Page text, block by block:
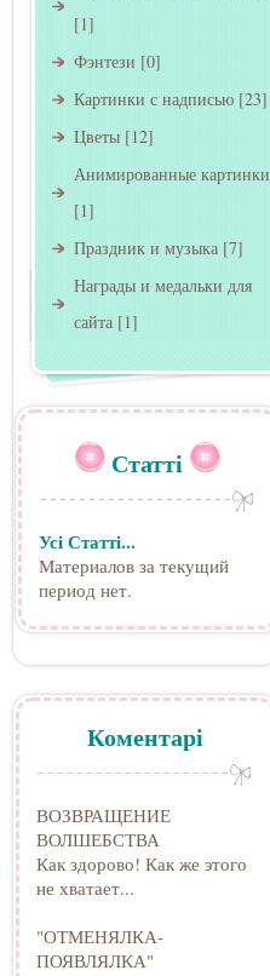
[1]
Фэнтези [0]
Картинки с надписью [23]
Цветы [12]
Анимированные картинки
[1]
Праздник и музыка [7]
Награды и медальки для
сайта [1]
Статті
Усі Статті...
Материалов за текущий
период нет.
Коментарі
ВОЗВРАЩЕНИЕ
ВОЛШЕБСТВА
Как здорово! Как же этого
не хватает...
"ОТМЕНЯЛКА-
ПОЯВЛЯЛКА"